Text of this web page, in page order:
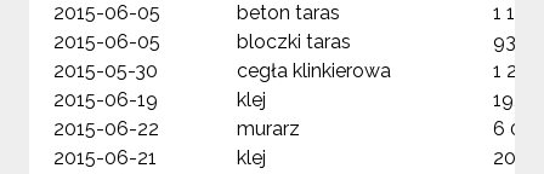
2015-06-05
beton taras
1
2015-06-05
bloczki taras
2015-05-30
cegła klinkierowa
1
2015-06-19
klej
19,00
2015-06-22
murarz
6
2015-06-21
klej